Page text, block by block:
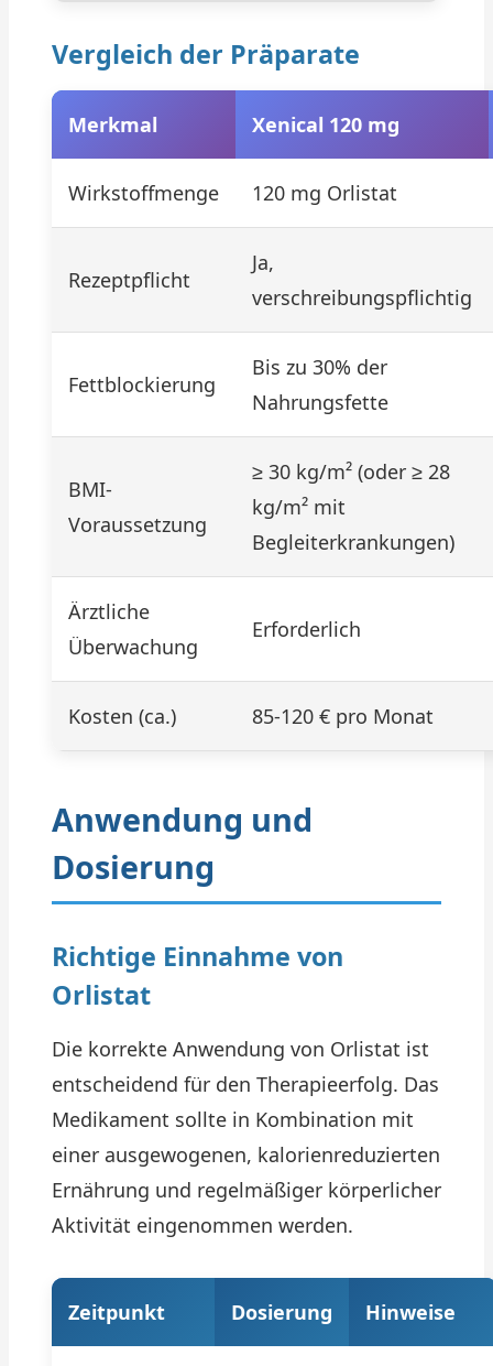
Vergleich der Präparate
Merkmal Xenical 120 mg
Wirkstoffmenge 120 mg Orlistat
Rezeptpflicht
Ja,
verschreibungspflichtig
Fettblockierung
Bis zu 30% der
Nahrungsfette
BMI-
Voraussetzung
≥ 30 kg/m² (oder ≥ 28
kg/m² mit
Begleiterkrankungen)
Ärztliche
Überwachung
Erforderlich
Kosten (ca.) 85-120 € pro Monat
Anwendung und
Dosierung
Richtige Einnahme von
Orlistat
Die korrekte Anwendung von Orlistat ist
entscheidend für den Therapieerfolg. Das
Medikament sollte in Kombination mit
einer ausgewogenen, kalorienreduzierten
Ernährung und regelmäßiger körperlicher
Aktivität eingenommen werden.
Zeitpunkt Dosierung Hinweise